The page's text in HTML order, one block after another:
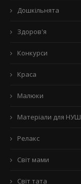
Дошкільнята
Здоров'я
Конкурси
Краса
Малюки
Матеріали для НУШ
Релакс
Світ мами
Світ тата